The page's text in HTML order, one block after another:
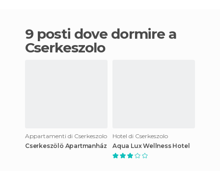
9 posti dove dormire a
Cserkeszolo
Appartamenti di Cserkeszolo
Cserkeszölö Apartmanház
Hotel di Cserkeszolo
Aqua Lux Wellness Hotel